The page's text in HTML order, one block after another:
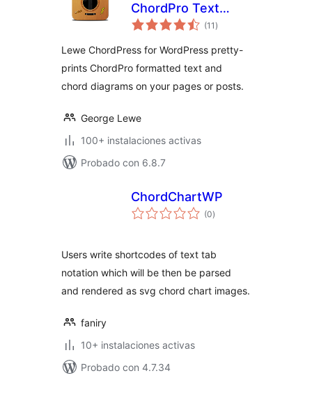
ChordPro Text
Formatter
(11 total
de
)
Lewe ChordPress for WordPress pretty-
prints ChordPro formatted text and
chord diagrams on your pages or posts.
George Lewe
100+ instalaciones activas
Probado con 6.8.7
ChordChartWP
(0total
de
)
Users write shortcodes of text tab
notation which will be then be parsed
and rendered as svg chord chart images.
faniry
10+ instalaciones activas
Probado con 4.7.34